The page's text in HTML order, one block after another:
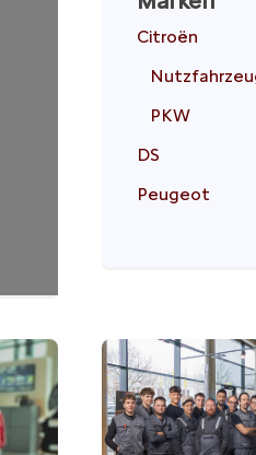
Citroën
PKW
DS
Peugeot